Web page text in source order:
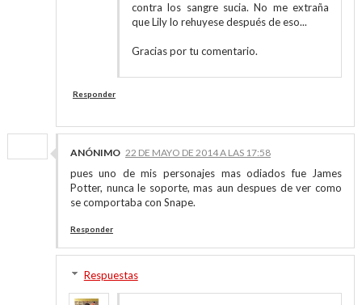
contra los sangre sucia. No me extraña
que Lily lo rehuyese después de eso...
Gracias por tu comentario.
Responder
ANÓNIMO 22 DE MAYO DE 2014 A LAS 17:58
pues uno de mis personajes mas odiados fue James
Potter, nunca le soporte, mas aun despues de ver como
se comportaba con Snape.
Responder
Respuestas